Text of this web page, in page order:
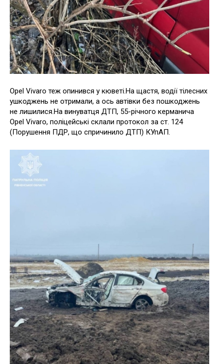
Opel Vivaro теж опинився у кюветі.На щастя, водії тілесних
ушкоджень не отримали, а ось автівки без пошкоджень
не лишилися.На винуватця ДТП, 55-річного керманича
Opel Vivaro, поліцейські склали протокол за ст. 124
(Порушення ПДР, що спричинило ДТП) КУпАП.